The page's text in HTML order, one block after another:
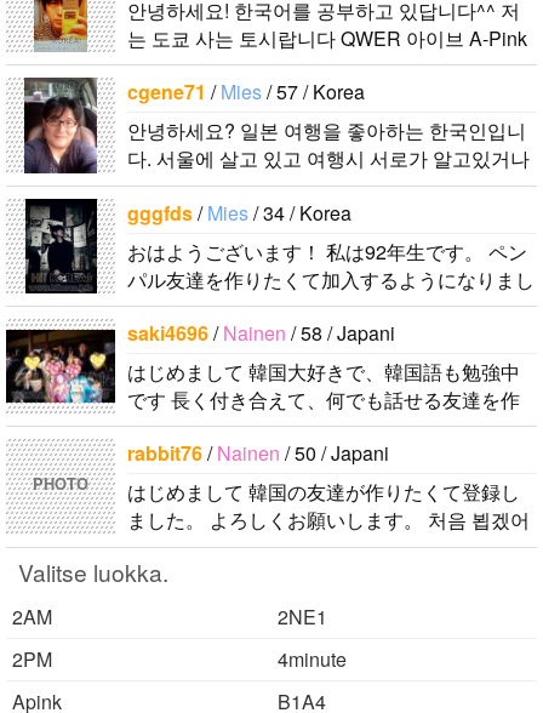
ポットを探し
たり、ノリの
いい音..
안녕하세요! 한국어를 공부하고 있답니다^^ 저
는 도쿄 사는 토시랍니다 QWER 아이브 A-Pink
東方神起(5명) 하이라이트 세븐어클락 볼빨간사
춘기 JYJ AOA 9muses 좋아해요ㅎㅎㅎ 같이 한
국어..
cgene71 /Mies/ 57 / Korea
안녕하세요? 일본 여행을 좋아하는 한국인입니
다. 서울에 살고 있고 여행시 서로가 알고있거나
추천해주고 싶은 식당, 여행코스등 서로에게 유
익한 정보를 주고 받을수 있는 친구가 되..
gggfds/Mies/ 34 / Korea
おはようございます！ 私は92年生です。 ペン
パル友達を作りたくて加入するようになりまし
た。 日本文化をたくさん好きです。 食べ物も
好きですが特別に服を本当に好きです。..
saki4696/Nainen / 58 / Japani
はじめまして 韓国大好きで、韓国語も勉強中
です 長く付き合えて、何でも話せる友達を作
りたいので、宜しくお願いし..
PHOTO
rabbit76/Nainen / 50 / Japani
はじめまして 韓国の友達が作りたくて登録し
ました。 よろしくお願いします。 처음 뵙겠어
요. 한국 친구를 만들고 싶어서 등록했습니다. 잘
부탁드려요. 번역기 사용하고 있습..
Valitse luokka.
2AM
2NE1
2PM
4minute
Apink
B1A4